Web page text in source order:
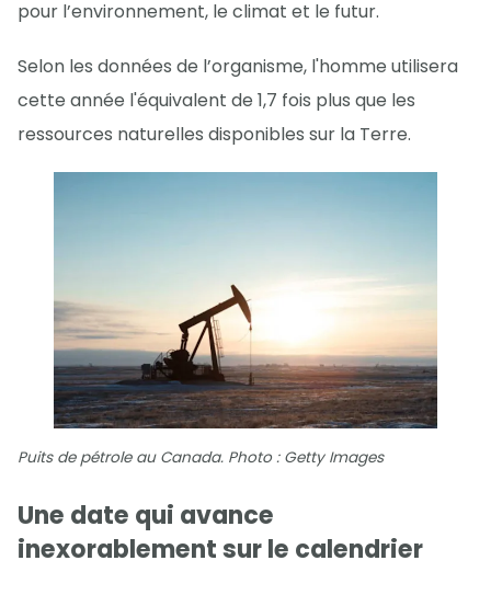
pour l’environnement, le climat et le futur.
Selon les données de l’organisme, l'homme utilisera
cette année l'équivalent de 1,7 fois plus que les
ressources naturelles disponibles sur la Terre.
Puits de pétrole au Canada. Photo : Getty Images
Une date qui avance
inexorablement sur le calendrier